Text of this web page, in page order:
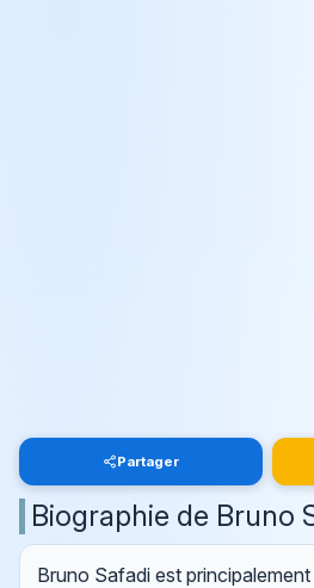
Partager
Biographie de Bruno
Bruno Safadi est